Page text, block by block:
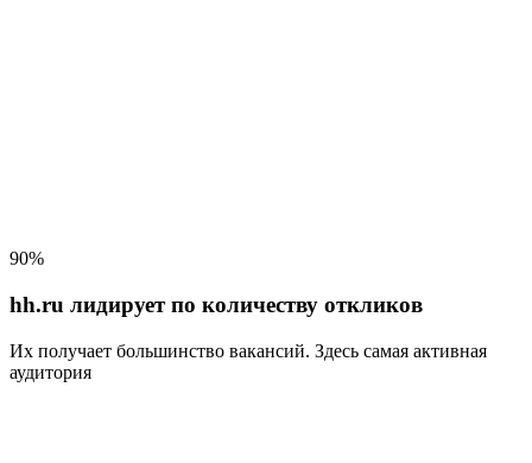
90%
hh.ru лидирует по количеству откликов
Их получает большинство вакансий. Здесь самая активная
аудитория